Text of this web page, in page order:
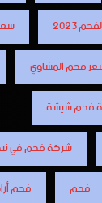
2023
فحم المشاوي
فحم شيشة
شركة فحم في
فحم
فحم